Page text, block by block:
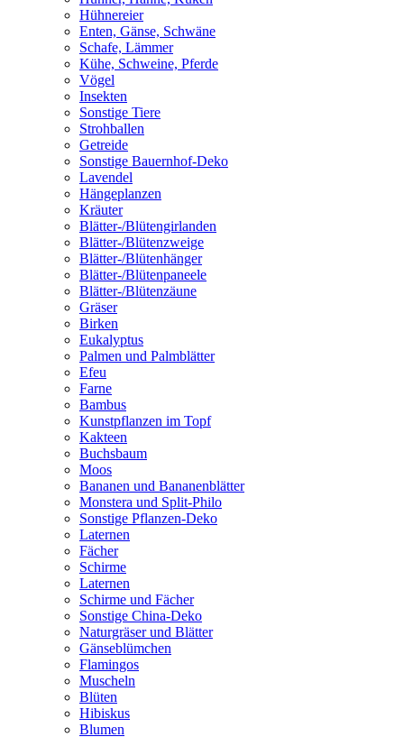
Hühnereier
Enten, Gänse, Schwäne
Schafe, Lämmer
Kühe, Schweine, Pferde
Vögel
Insekten
Sonstige Tiere
Strohballen
Getreide
Sonstige Bauernhof-Deko
Lavendel
Hängeplanzen
Kräuter
Blätter-/Blütengirlanden
Blätter-/Blütenzweige
Blätter-/Blütenhänger
Blätter-/Blütenpaneele
Blätter-/Blütenzäune
Gräser
Birken
Eukalyptus
Palmen und Palmblätter
Efeu
Farne
Bambus
Kunstpflanzen im Topf
Kakteen
Buchsbaum
Moos
Bananen und Bananenblätter
Monstera und Split-Philo
Sonstige Pflanzen-Deko
Laternen
Fächer
Schirme
Laternen
Schirme und Fächer
Sonstige China-Deko
Naturgräser und Blätter
Gänseblümchen
Flamingos
Muscheln
Blüten
Hibiskus
Blumen